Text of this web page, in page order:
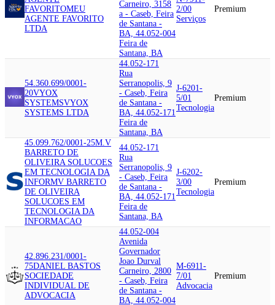
FAVORITOMEU
AGENTE FAVORITO
LTDA
Carneiro, 3158
a - Caseb, Feira
de Santana -
BA, 44.052-004
Feira de
Santana, BA
2/00
Serviços
Premium
54.360.699/0001-
20VYOX
SYSTEMSVYOX
SYSTEMS LTDA
44.052-171
Rua
Serranopolis, 9
- Caseb, Feira
de Santana -
BA, 44.052-171
Feira de
Santana, BA
J-6201-
5/01
Tecnologia
Premium
45.099.762/0001-25M.V
BARRETO DE
OLIVEIRA SOLUCOES
EM TECNOLOGIA DA
INFORMV BARRETO
DE OLIVEIRA
SOLUCOES EM
TECNOLOGIA DA
INFORMACAO
44.052-171
Rua
Serranopolis, 9
- Caseb, Feira
de Santana -
BA, 44.052-171
Feira de
Santana, BA
J-6202-
3/00
Tecnologia
Premium
42.896.231/0001-
75DANIEL BASTOS
SOCIEDADE
INDIVIDUAL DE
ADVOCACIA
44.052-004
Avenida
Governador
Joao Durval
Carneiro, 2800
- Caseb, Feira
de Santana -
BA, 44.052-004
M-6911-
7/01
Advocacia
Premium